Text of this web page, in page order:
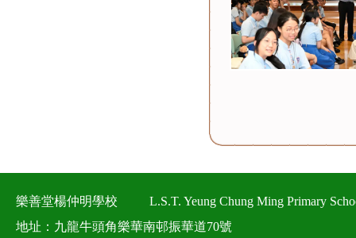
樂善堂楊仲明學校
L.S.T. Yeung Chung Ming Primary
地址：九龍牛頭角樂華南邨振華道70號